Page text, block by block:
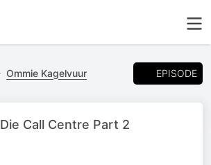
Ommie Kagelvuur EPISODE
Die Call Centre Part 2